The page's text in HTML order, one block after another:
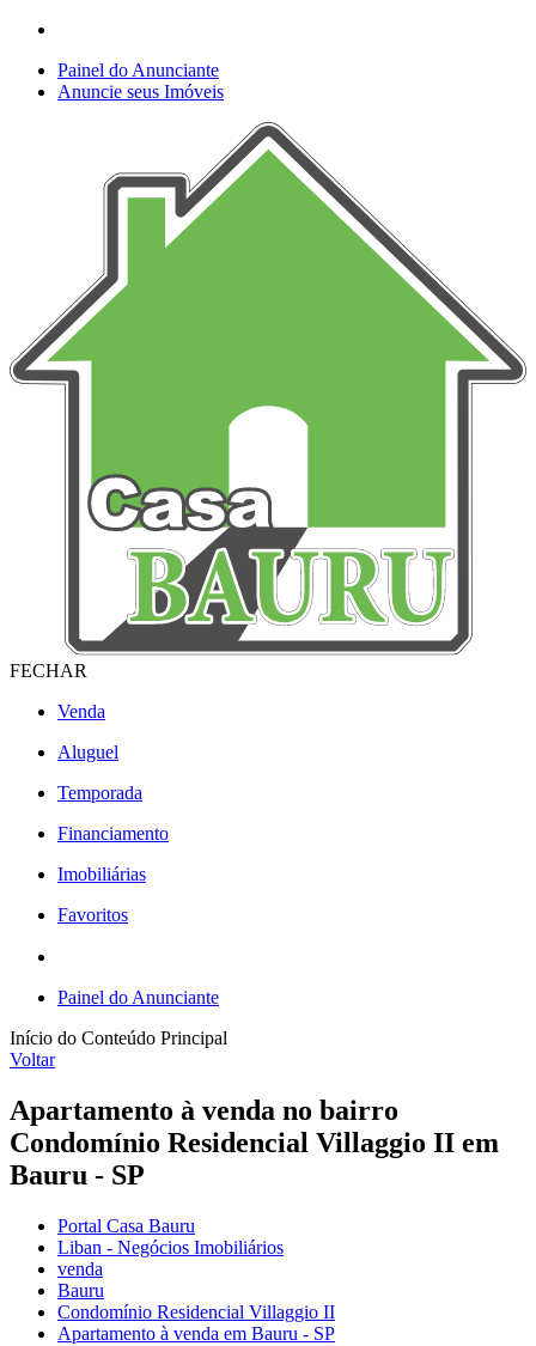
Painel do Anunciante
Anuncie seus Imóveis
FECHAR
Venda
Aluguel
Temporada
Financiamento
Imobiliárias
Favoritos
Painel do Anunciante
Início do Conteúdo Principal
Voltar
Apartamento à venda no bairro
Condomínio Residencial Villaggio II em
Bauru - SP
Portal Casa Bauru
Liban - Negócios Imobiliários
venda
Bauru
Condomínio Residencial Villaggio II
Apartamento à venda em Bauru - SP